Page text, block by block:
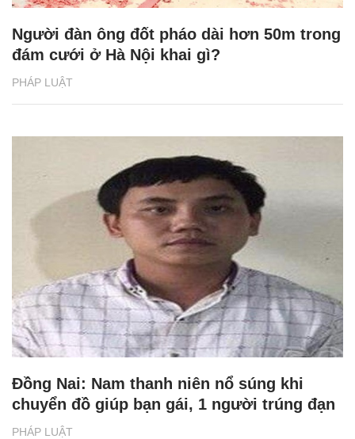
PHÁP LUẬT
Người đàn ông đốt pháo dài hơn 50m trong
đám cưới ở Hà Nội khai gì?
PHÁP LUẬT
Đồng Nai: Nam thanh niên nổ súng khi
chuyển đồ giúp bạn gái, 1 người trúng đạn